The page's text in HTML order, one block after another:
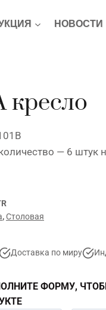
НОВОСТИ
кресло
— 6 штук
,Столовая
Доставка по миру
ФОРМУ,